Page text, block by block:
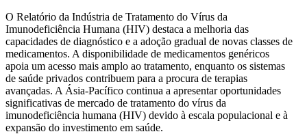
O Relatório da Indústria de Tratamento do Vírus da
Imunodeficiência Humana (HIV) destaca a melhoria das
capacidades de diagnóstico e a adoção gradual de novas classes de
medicamentos. A disponibilidade de medicamentos genéricos
apoia um acesso mais amplo ao tratamento, enquanto os sistemas
de saúde privados contribuem para a procura de terapias
avançadas. A Ásia-Pacífico continua a apresentar oportunidades
significativas de mercado de tratamento do vírus da
imunodeficiência humana (HIV) devido à escala populacional e à
expansão do investimento em saúde.